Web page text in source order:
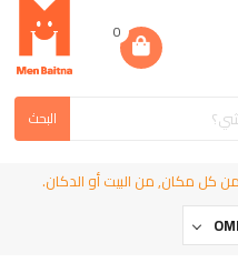
0
البحث
كل مكان, من البيت أو الدكان.